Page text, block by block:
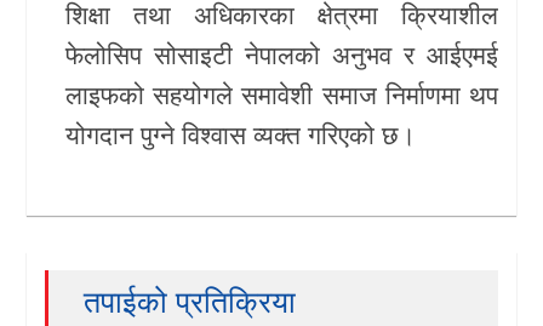
शिक्षा तथा अधिकारका क्षेत्रमा क्रियाशील
फेलोसिप सोसाइटी नेपालको अनुभव र आईएमई
लाइफको सहयोगले समावेशी समाज निर्माणमा थप
योगदान पुग्ने विश्वास व्यक्त गरिएको छ।
तपाईको प्रतिक्रिया